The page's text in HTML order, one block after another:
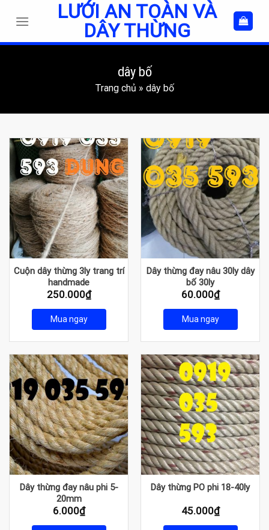
LƯỚI AN TOÀN VÀ
DÂY THỪNG
dây bố
Trang chủ » dây bố
Cuộn dây thừng 3ly trang trí
handmade
250.000₫
Mua ngay
Dây thừng đay nâu 30ly dây
bố 30ly
60.000₫
Mua ngay
Dây thừng đay nâu phi 5-
20mm
6.000₫
Dây thừng PO phi 18-40ly
45.000₫